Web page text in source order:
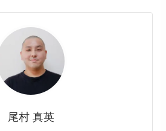
尾村 真英